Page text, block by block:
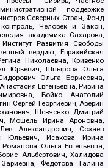
поддержке
Северных Стран, Фонд
Человек и Закон,
академика Сахарова,
Развития Свободы
вердикт, Евразийская
Николаевна, Кривенко
Юрьевич, Шнырова Ольга
Ольга Борисовна,
Евгеньевна, Ривина
Бойко Анатолий
Сергей Георгиевич, Аверин
Шевченко Дмитрий
Мошель Ирина Ароновна,
Александрович, Созаев
Юльевич, Исакова Ирина
Ольга Евгеньевна,
Альбертович, Халидова
Федотова Галина